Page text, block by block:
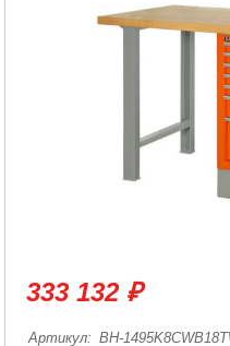
333 132 ₽
Артикул: BH-